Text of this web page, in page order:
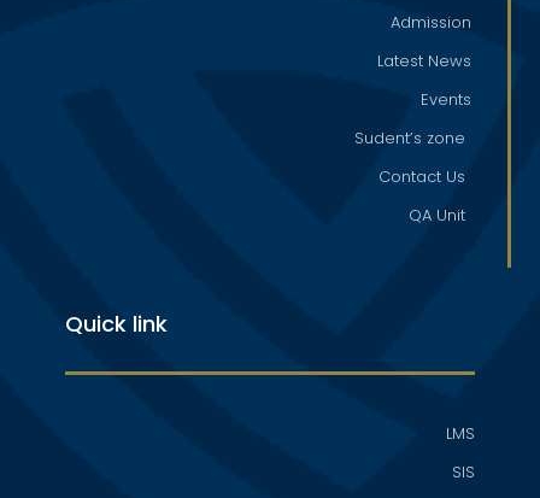
Admission
Latest News
Events
Sudent’s zone
Contact Us
QA Unit
Quick link
LMS
SIS